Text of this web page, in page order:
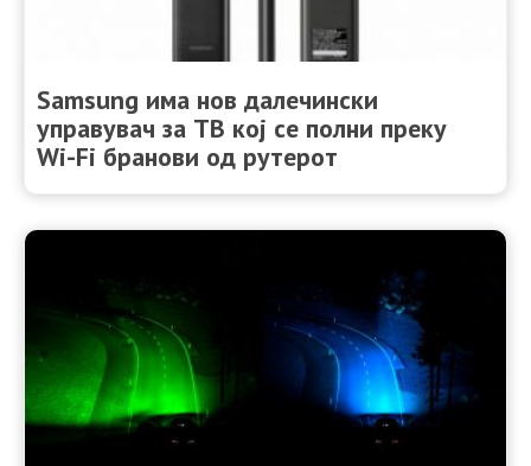
Samsung има нов далечински
управувач за ТВ кој се полни преку
Wi-Fi бранови од рутерот